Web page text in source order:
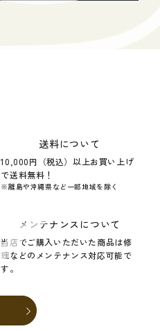
送料について
10,000円（税込）以上お買い上げ
で送料無料！
※離島や沖縄県など一部地域を除く
メンテナンスについて
当店でご購入いただいた商品は修
理などのメンテナンス対応可能で
す。